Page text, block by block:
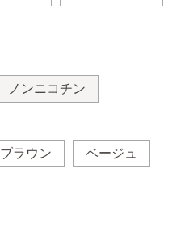
ノンニコチン
ブラウン ベージュ